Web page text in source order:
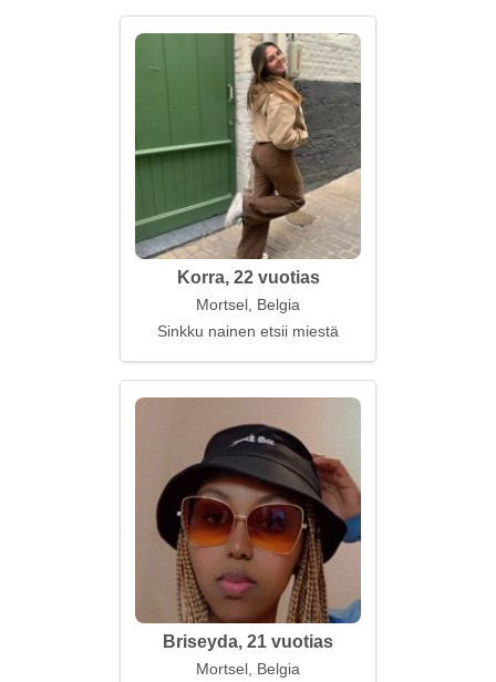
Korra, 22 vuotias
Mortsel, Belgia
Sinkku nainen etsii miestä
Briseyda, 21 vuotias
Mortsel, Belgia